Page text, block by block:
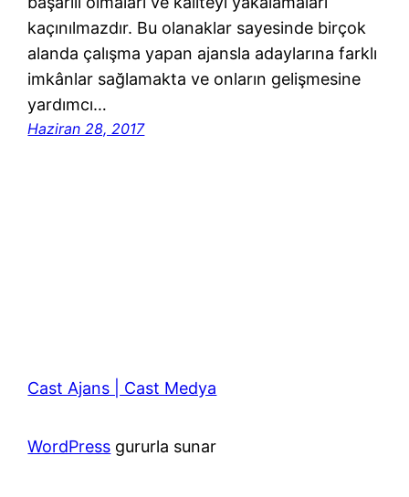
kaçınılmazdır. Bu olanaklar sayesinde birçok
alanda çalışma yapan ajansla adaylarına farklı
imkânlar sağlamakta ve onların gelişmesine
yardımcı…
Haziran 28, 2017
Cast Ajans | Cast Medya
WordPress gururla sunar